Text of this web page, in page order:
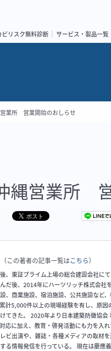
ビリスク無料診断 サービス・製品一覧
業所 営業開始のおしらせ
縄営業所
（この著者の記事一覧はこちら）
、東証プライム上場の総合建設会社に
だ後、2014年にハーツリッチ株式会社
、商業施設、宿泊施設、公共施設など
計5,000件以上の現場経験を有し、原
てきた。 2020年より日本建築防黴協
応に加え、教育・啓発活動にも力を入
ビ出演や、雑誌・各種メディアの取材
る情報発信を行っている。 現在は慶應